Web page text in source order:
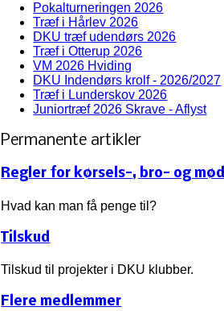
Pokalturneringen 2026
Træf i Hårlev 2026
DKU træf udendørs 2026
Træf i Otterup 2026
VM 2026 Hviding
DKU Indendørs krolf - 2026/2027
Træf i Lunderskov 2026
Juniortræf 2026 Skrave - Aflyst
Permanente artikler
Regler for kørsels-, bro- og
Hvad kan man få penge til?
Tilskud
Tilskud til projekter i DKU klubber.
Flere medlemmer